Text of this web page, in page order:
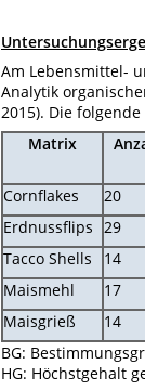
Am Lebensmittel-
Analytik
2015). Die
Matrix
Cornflakes
20
Erdnussflips 29
Tacco Shells
14
Maismehl
17
Maisgrieß
14
BG:
HG: Höchstgehalt